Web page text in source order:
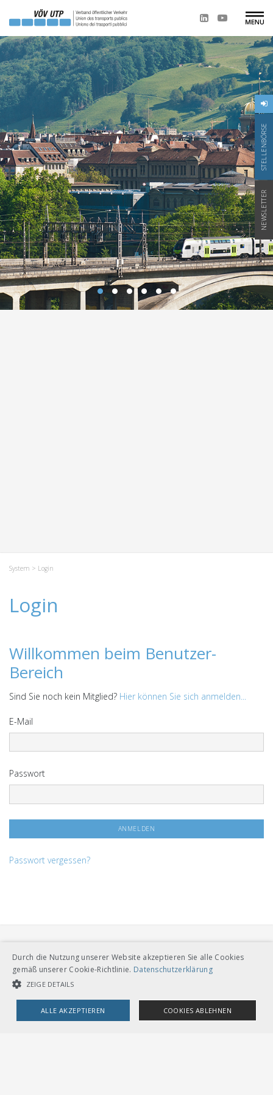
STELLENBÖRSE
NEWSLETTER
System > Login
Login
Willkommen beim Benutzer-
Bereich
Sind Sie noch kein Mitglied? Hier können Sie sich anmelden...
E-Mail
Passwort
Passwort vergessen?
VERBAND ÖFFENTLICHER VERKEHR
Dählhölzliweg 12
CH-3005 Bern
Durch die Nutzung unserer Website akzeptieren Sie alle Cookies
gemäß unserer Cookie-Richtlinie. Datenschutzerklärung
ZEIGE DETAILS
ALLE AKZEPTIEREN COOKIES ABLEHNEN